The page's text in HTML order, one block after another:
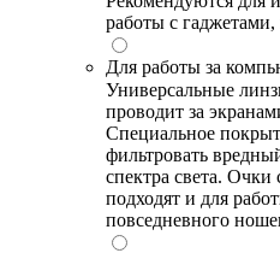
работы с
Для работы за
Универсальные
проводит за
Специальное
фильтровать
спектра света.
подходят и для
повседневного